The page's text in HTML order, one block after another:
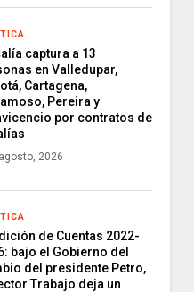
captura a 13
en Valledupar,
Cartagena,
Pereira y
por contratos de
2026
de Cuentas 2022-
bajo el Gobierno del
del presidente Petro,
Trabajo deja un